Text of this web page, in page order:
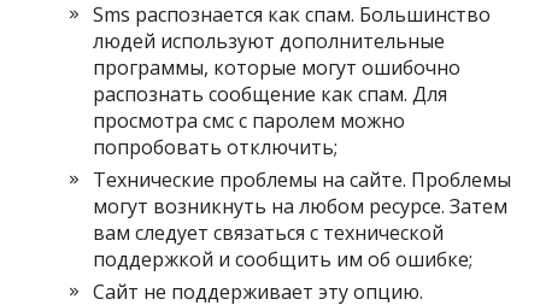
Sms распознается как спам. Большинство
людей используют дополнительные
программы, которые могут ошибочно
распознать сообщение как спам. Для
просмотра смс с паролем можно
попробовать отключить;
Технические проблемы на сайте. Проблемы
могут возникнуть на любом ресурсе. Затем
вам следует связаться с технической
поддержкой и сообщить им об ошибке;
Сайт не поддерживает эту опцию.